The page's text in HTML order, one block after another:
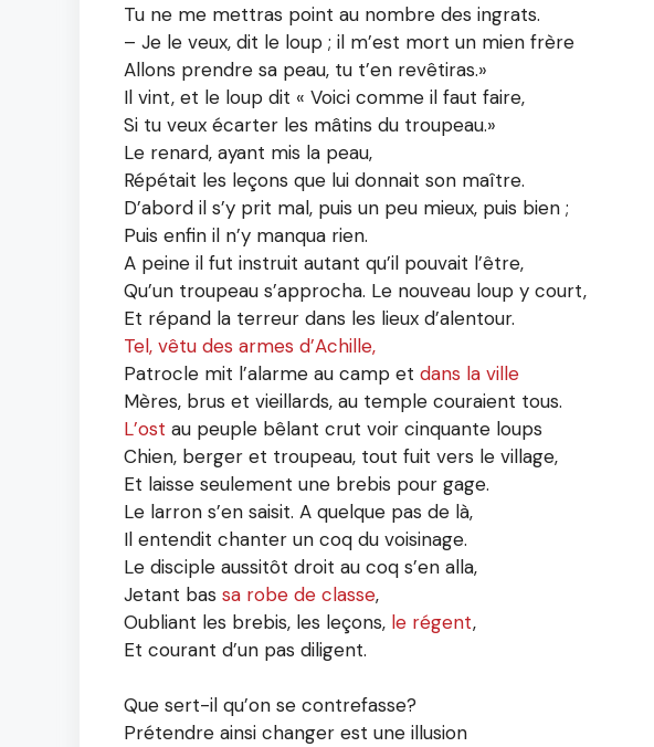
Tu ne me mettras point au nombre des ingrats.
– Je le veux, dit le loup ; il m’est mort un mien frère
Allons prendre sa peau, tu t’en revêtiras.»
Il vint, et le loup dit « Voici comme il faut faire,
Si tu veux écarter les mâtins du troupeau.»
Le renard, ayant mis la peau,
Répétait les leçons que lui donnait son maître.
D’abord il s’y prit mal, puis un peu mieux, puis bien ;
Puis enfin il n’y manqua rien.
A peine il fut instruit autant qu’il pouvait l’être,
Qu’un troupeau s’approcha. Le nouveau loup y court,
Et répand la terreur dans les lieux d’alentour.
Tel, vêtu des armes d’Achille,
Patrocle mit l’alarme au camp et dans la ville
Mères, brus et vieillards, au temple couraient tous.
L’ost au peuple bêlant crut voir cinquante loups
Chien, berger et troupeau, tout fuit vers le village,
Et laisse seulement une brebis pour gage.
Le larron s’en saisit. A quelque pas de là,
Il entendit chanter un coq du voisinage.
Le disciple aussitôt droit au coq s’en alla,
Jetant bas sa robe de classe,
Oubliant les brebis, les leçons, le régent,
Et courant d’un pas diligent.
Que sert-il qu’on se contrefasse?
Prétendre ainsi changer est une illusion